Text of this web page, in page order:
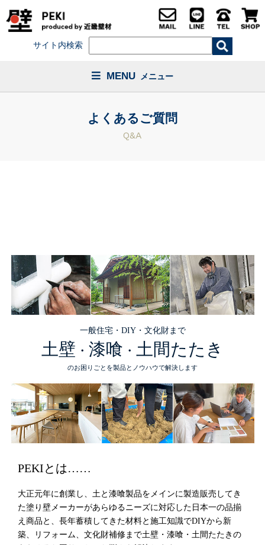
サイト内検索
MENU メニュー
よくあるご質問
Q&A
一般住宅・DIY・文化財まで
土壁 ・ 漆喰 ・ 土間たたき
のお困りごとを製品とノウハウで解決します
PEKIとは……
大正元年に創業し、土と漆喰製品をメインに製造販売してき
た塗り壁メーカーがあらゆるニーズに対応した日本一の品揃
え商品と、長年蓄積してきた材料と施工知識でDIYから新
築、リフォーム、文化財補修まで土壁・漆喰・土間たたきの